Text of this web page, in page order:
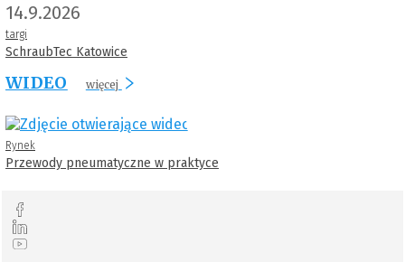
14.9.2026
targi
SchraubTec Katowice
WIDEO więcej
Rynek
Przewody pneumatyczne w praktyce